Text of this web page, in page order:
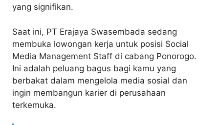
yang signifikan.
Saat ini, PT Erajaya Swasembada sedang
membuka lowongan kerja untuk posisi Social
Media Management Staff di cabang Ponorogo.
Ini adalah peluang bagus bagi kamu yang
berbakat dalam mengelola media sosial dan
ingin membangun karier di perusahaan
terkemuka.